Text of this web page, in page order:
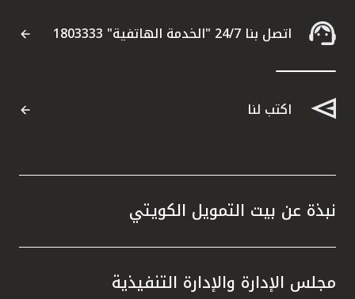
اتصل بنا 24/7 "الخدمة الهاتفية" 1803333
اكتب لنا
نبذة عن بيت التمويل الكويتي
مجلس الإدارة والإدارة التنفيذية